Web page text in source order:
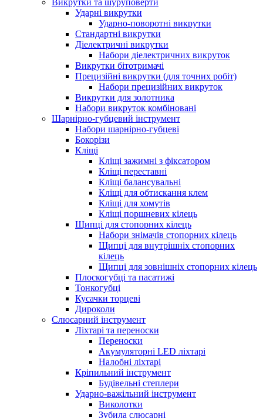
Викрутки та шуруповерти
Ударні викрутки
Ударно-поворотні викрутки
Стандартні викрутки
Діелектричні викрутки
Набори діелектричних викруток
Викрутки бітотримачі
Прецизійні викрутки (для точних робіт)
Набори прецизійних викруток
Викрутки для золотника
Набори викруток комбіновані
Шарнірно-губцевий інструмент
Набори шарнірно-губцеві
Бокорізи
Кліщі
Кліщі зажимні з фіксатором
Кліщі переставні
Кліщі балансувальні
Кліщі для обтискання клем
Кліщі для хомутів
Кліщі поршневих кілець
Щипці для стопорних кілець
Набори знімачів стопорних кілець
Щипці для внутрішніх стопорних
кілець
Щипці для зовнішніх стопорних кілець
Плоскогубці та пасатижі
Тонкогубці
Кусачки торцеві
Дироколи
Слюсарний інструмент
Ліхтарі та переноски
Переноски
Акумуляторні LED ліхтарі
Налобні ліхтарі
Кріпильний інструмент
Будівельні степлери
Ударно-важільний інструмент
Виколотки
Зубила слюсарні